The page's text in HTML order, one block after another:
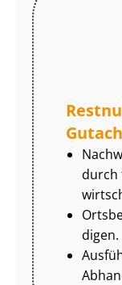
durch
di­gen.